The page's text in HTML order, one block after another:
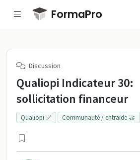
Passer au contenu principal
FormaPro
Discussion
Qualiopi Indicateur 30:
sollicitation financeur
Qualiopi ✅ Communauté / entraide 🤝